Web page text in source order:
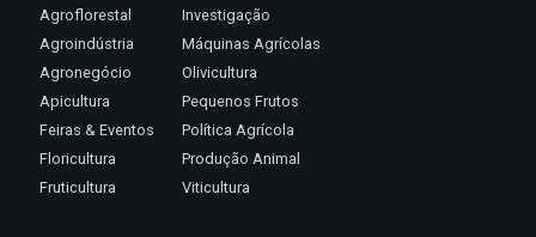
Agroflorestal
Agroindústria
Agronegócio
Apicultura
Feiras & Eventos
Floricultura
Fruticultura
Investigação
Máquinas Agrícolas
Olivicultura
Pequenos Frutos
Política Agrícola
Produção Animal
Viticultura